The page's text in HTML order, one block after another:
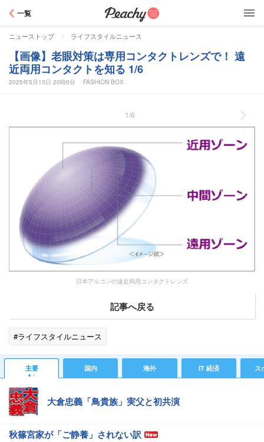
一覧
ニューストップ > ライフスタイルニュース
【画像】老眼対策は専用コンタクトレンズで！ 遠
近両用コンタクトを知る 1/6
2025年5月13日 20時0分 FASHION BOX
1/6
日本アルコンの遠近両用コンタクトレンズ
記事へ戻る
#ライフスタイルニュース
主要 国内 海外 IT 経済 ス
大倉忠義「鳥貴族」実父と初共演
秋篠宮家が「ご静養」されない訳